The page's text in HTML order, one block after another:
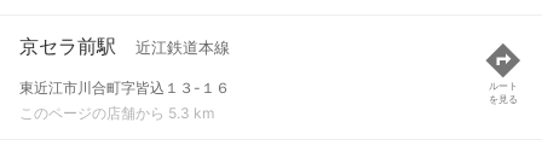
京セラ前駅 近江鉄道本線
東近江市川合町字皆込１３-１６
このページの店舗から 5.3 km
ルート
を見る